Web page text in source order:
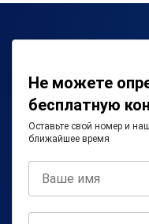
Не можете
бесплатную
Оставьте свой номер и
ближайшее время